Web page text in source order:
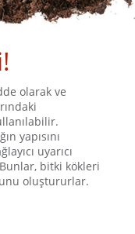
olarak ve
yapısını
uyarıcı
bitki kökleri
oluştururlar.